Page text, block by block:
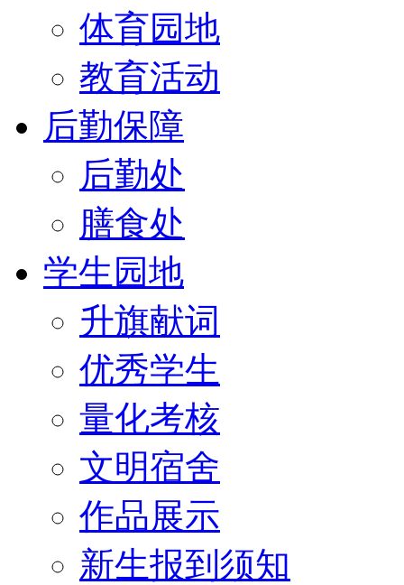
体育园地
教育活动
后勤保障
后勤处
膳食处
学生园地
升旗献词
优秀学生
量化考核
文明宿舍
作品展示
新生报到须知